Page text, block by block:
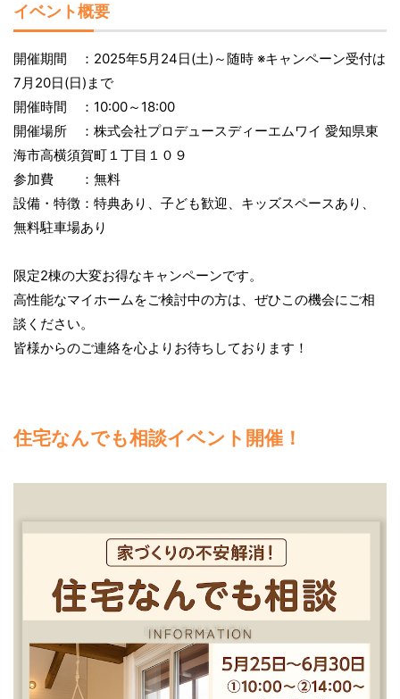
イベント概要
開催期間 ：2025年5月24日(土)～随時 ※キャンペーン受付は
7月20日(日)まで
開催時間 ：10:00～18:00
開催場所 ：株式会社プロデュースディーエムワイ 愛知県東
海市高横須賀町１丁目１０９
参加費 ：無料
設備・特徴：特典あり、子ども歓迎、キッズスペースあり、
無料駐車場あり
限定2棟の大変お得なキャンペーンです。
高性能なマイホームをご検討中の方は、ぜひこの機会にご相
談ください。
皆様からのご連絡を心よりお待ちしております！
住宅なんでも相談イベント開催！